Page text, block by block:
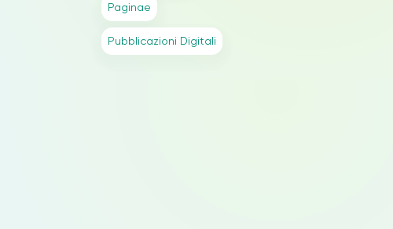
Paginae
Pubblicazioni Digitali